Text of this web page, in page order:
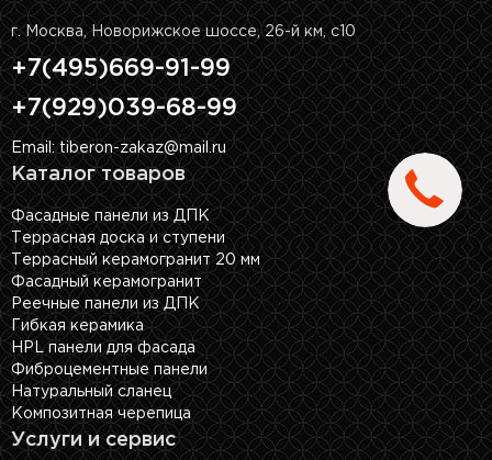
г. Москва, Новорижское шоссе, 26-й км, с10
+7(495)669-91-99
+7(929)039-68-99
Email: tiberon-zakaz@mail.ru
Каталог товаров
Фасадные панели из ДПК
Террасная доска и ступени
Террасный керамогранит 20 мм
Фасадный керамогранит
Реечные панели из ДПК
Гибкая керамика
HPL панели для фасада
Фиброцементные панели
Натуральный сланец
Композитная черепица
Услуги и сервис